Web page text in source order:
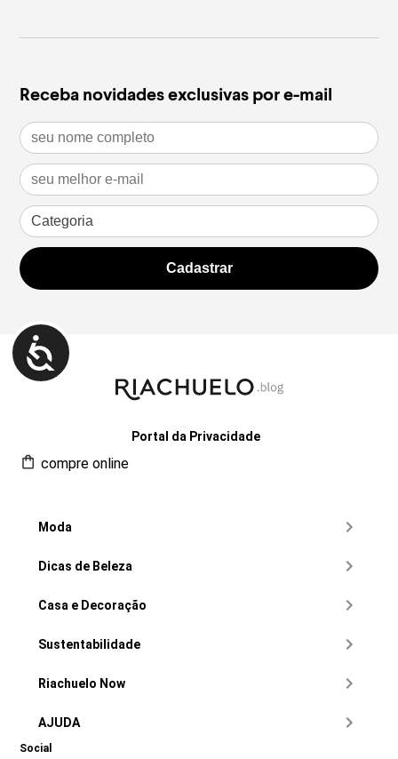
Receba novidades exclusivas por e-mail
Portal da Privacidade
compre online
Moda
Dicas de Beleza
Casa e Decoração
Sustentabilidade
Riachuelo Now
AJUDA
Social